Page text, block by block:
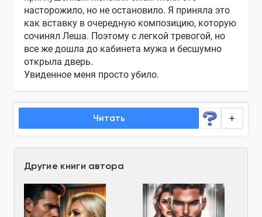
насторожило, но не остановило. Я приняла это
как вставку в очередную композицию, которую
сочинял Леша. Поэтому с легкой тревогой, но
все же дошла до кабинета мужа и бесшумно
открыла дверь.
Увиденное меня просто убило.
Читать
Другие книги автора